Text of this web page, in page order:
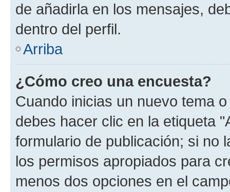
de añadirla en los mensajes,
dentro del perfil.
Arriba
¿Cómo creo una encuesta?
Cuando inicias un nuevo tema
debes hacer clic en la etiqueta
formulario de publicación; si no
los permisos apropiados para
menos dos opciones en el